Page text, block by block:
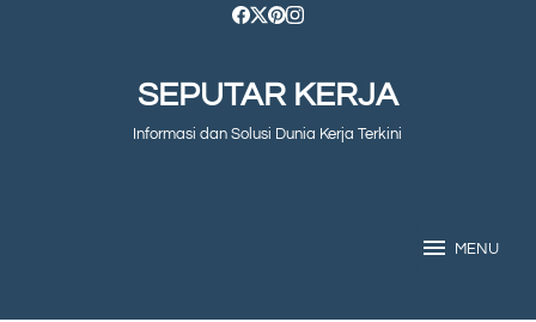
SEPUTAR KERJA
Informasi dan Solusi Dunia Kerja Terkini
MENU